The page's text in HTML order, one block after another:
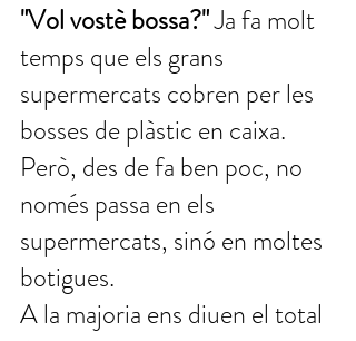
"Vol vostè bossa?" Ja fa molt
temps que els grans
supermercats cobren per les
bosses de plàstic en caixa.
Però, des de fa ben poc, no
només passa en els
supermercats, sinó en moltes
botigues.
A la majoria ens diuen el total